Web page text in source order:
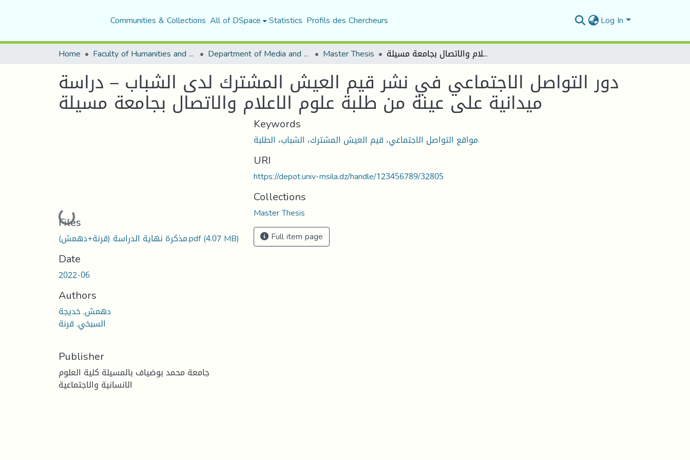
Communities & Collections All of DSpace Statistics Profils des Chercheurs Log In
Home Faculty of Humanities and Social Sciences Department of Media and Communication Studies Master Thesis دور التواصل الاجتماعي في نشر قيم العيش المشترك لدى الشباب – دراسة ميدانية على عينة من طلبة علوم الاعلام والاتصال بجامعة مسيلة
دور التواصل الاجتماعي في نشر قيم العيش المشترك لدى الشباب – دراسة
ميدانية على عينة من طلبة علوم الاعلام والاتصال بجامعة مسيلة
Loading...
Files
مذكرة نهاية الدراسة (قرنة+دهمش).pdf(4.07 MB)
Date
2022-06
Authors
دهمش, خديجة
السبخي, قرنة
Publisher
جامعة محمد بوضياف بالمسيلة كلية العلوم
الانسانية والاجتماعية
Keywords
مواقع التواصل الاجتماعي، قيم العيش المشترك، الشباب، الطلبة.
URI
https://depot.univ-msila.dz/handle/123456789/32805
Collections
Master Thesis
Full item page